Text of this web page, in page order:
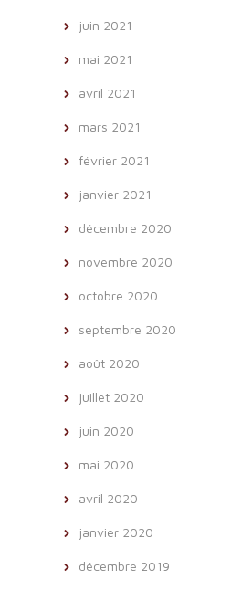
juin 2021
mai 2021
avril 2021
mars 2021
février 2021
janvier 2021
décembre 2020
novembre 2020
octobre 2020
septembre 2020
août 2020
juillet 2020
juin 2020
mai 2020
avril 2020
janvier 2020
décembre 2019